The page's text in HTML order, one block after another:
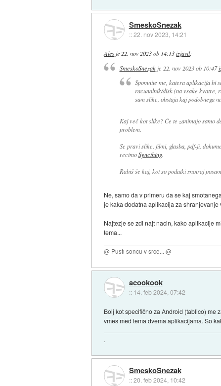
SmeskoSnezak
::22. nov 2023, 14:21
Ales je 22. nov 2023 ob 14:13 izjavil:
SmeskoSnezakje 22. nov 2023 ob 10:47
Spomnite me, katera aplikacija bi
racunalnik/disk (na vsake kvatre,
sam slike, obstaja kaj podobnega
Kaj več kot slike? Če te zanimajo samo
problem.
Se pravi slike, filmi, glasba, pdf-ji,
recimoSyncthing.
Rabiš še kaj, kot so podatki znotraj
Ne, samo da v primeru da se kaj
je kaka dodatna aplikacija za shranjevanje
Najtezje se zdi najt nacin, kako aplikacije
tema...
@ Pusti soncu v srce... @
acookook
:: 14. feb 2024, 07:42
Bolj kot specifično za Android (tablico) me
vmes med tema dvema aplikacijama. So
.
SmeskoSnezak
::20. feb 2024, 10:42